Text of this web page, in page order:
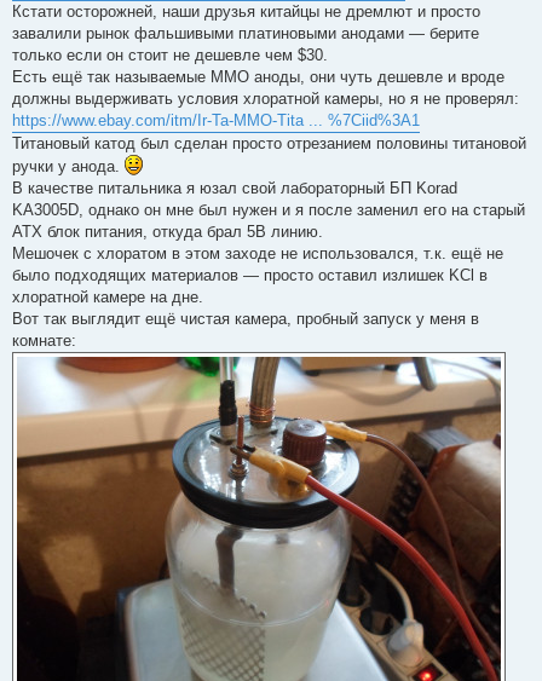
Кстати осторожней, наши друзья китайцы не дремлют и просто
завалили рынок фальшивыми платиновыми анодами — берите
только если он стоит не дешевле чем $30.
Есть ещё так называемые MMO аноды, они чуть дешевле и вроде
должны выдерживать условия хлоратной камеры, но я не проверял:
https://www.ebay.com/itm/Ir-Ta-MMO-Tita ... %7Ciid%3A1
Титановый катод был сделан просто отрезанием половины титановой
ручки у анода.
В качестве питальника я юзал свой лабораторный БП Korad
KA3005D, однако он мне был нужен и я после заменил его на старый
ATX блок питания, откуда брал 5В линию.
Мешочек с хлоратом в этом заходе не использовался, т.к. ещё не
было подходящих материалов — просто оставил излишек KCl в
хлоратной камере на дне.
Вот так выглядит ещё чистая камера, пробный запуск у меня в
комнате: